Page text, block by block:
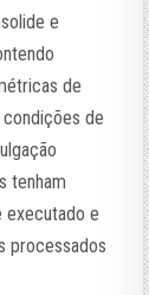
e
de
de
tenham
executado e
processados